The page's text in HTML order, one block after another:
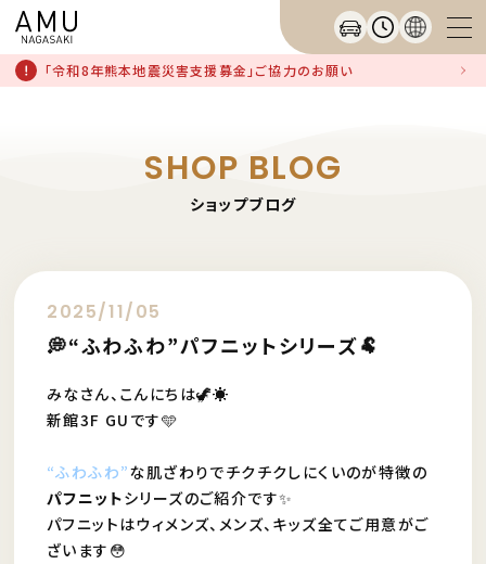
「令和8年熊本地震災害支援募金」ご協力のお願い
SHOP BLOG
ショップブログ
2025/11/05
💭“ふわふわ”パフニットシリーズ🐏
みなさん、こんにちは🦖☀️
新館3F GUです🩵
“ふわふわ”な肌ざわりでチクチクしにくいのが特徴の
パフニットシリーズのご紹介です✨
パフニットはウィメンズ、メンズ、キッズ全てご用意がご
ざいます😳